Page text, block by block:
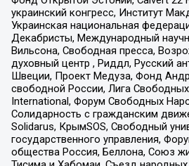
украинский конгресс, Институт
Украинская национальная
Декабристы, Международный
Вильсона, Свободная пресса,
духовный центр , Риддл, Русский
Швеции, Проект Медуза, Фонд
свободной России, Лига
International, Форум Свободных
Солидарность с гражданским
Solidarus, КрымSOS, Свободный
государственного управления,
общества Россия, Беллона, Союз